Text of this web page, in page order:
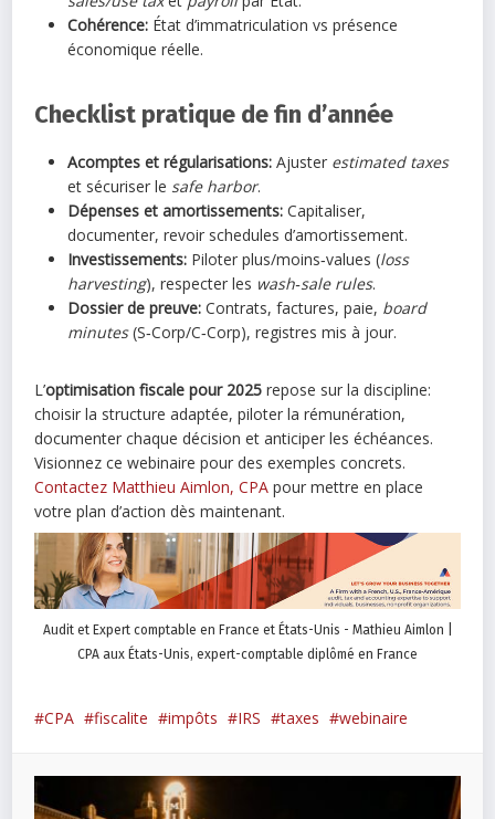
Cohérence: État d’immatriculation vs présence
économique réelle.
Checklist pratique de fin d’année
Acomptes et régularisations: Ajuster estimated taxes
et sécuriser le safe harbor.
Dépenses et amortissements: Capitaliser,
documenter, revoir schedules d’amortissement.
Investissements: Piloter plus/moins‑values (loss
harvesting), respecter les wash‑sale rules.
Dossier de preuve: Contrats, factures, paie, board
minutes(S‑Corp/C‑Corp), registres mis à jour.
L’optimisation fiscale pour 2025 repose sur la discipline:
choisir la structure adaptée, piloter la rémunération,
documenter chaque décision et anticiper les échéances.
Visionnez ce webinaire pour des exemples concrets.
Contactez Matthieu Aimlon, CPA pour mettre en place
votre plan d’action dès maintenant.
Audit et Expert comptable en France et États-Unis - Mathieu Aimlon |
CPA aux États-Unis, expert-comptable diplômé en France
CPA fiscalite impôts IRS taxes webinaire